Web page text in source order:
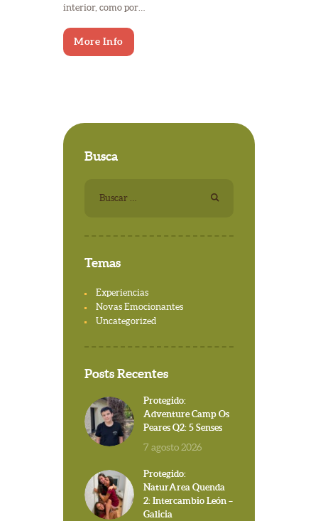
interior, como por…
More Info
Busca
Temas
Experiencias
Novas Emocionantes
Uncategorized
Posts Recentes
Protegido:
Adventure Camp Os
Peares Q2: 5 Senses
7 agosto 2026
Protegido:
NaturArea Quenda
2: Intercambio León –
Galicia